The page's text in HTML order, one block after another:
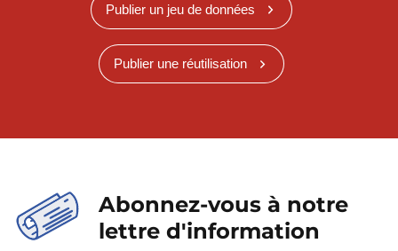
Publier un jeu de données
Publier une réutilisation
Abonnez-vous à notre
lettre d'information